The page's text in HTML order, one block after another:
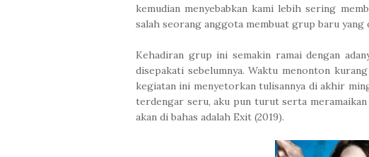
kemudian menyebabkan kami lebih sering
salah seorang anggota membuat grup baru yang
Kehadiran grup ini semakin ramai dengan
disepakati sebelumnya. Waktu menonton
kegiatan ini menyetorkan tulisannya di akhir
terdengar seru, aku pun turut serta meramaikan
akan di bahas adalah Exit (2019).